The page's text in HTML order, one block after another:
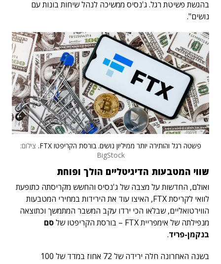
בהגשת פשיטת רגל. ג'נסיס ממשיכה לנהל שיחות בונות עם
נושים".
פשטה רגל והותירה יותר ממיליון נושים. בורסת הקריפטו FTX.
צילום:
BigStock
שווי המטבעות הדיגיטליים הולך ופוחת
ואולם, החדשות על מצבה של ג'נסיס והחשש מקריסתה כתופעת
לוואי לקריסת FTX, האיצו עוד את הירידות במחירי המטבעות
הווירטואליים, שבלאו הכי ירדו עקב המשבר המתמשך וכתוצאה
מנפילתה של אימפריית FTX – בורסת הקריפטו של
סם
בנקמן-פריד.
בשנה האחרונה חלה ירידה של 72 אחוז במדד של 100